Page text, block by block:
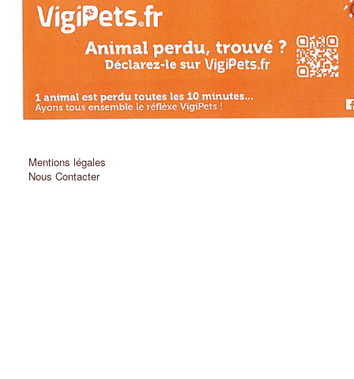
Mentions légales
Nous Contacter